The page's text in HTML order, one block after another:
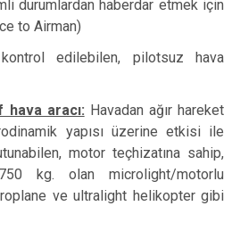
durumlardan haberdar etmek için
to Airman)
edilebilen, pilotsuz hava
aracı: Havadan ağır hareket
yapısı üzerine etkisi ile
motor teçhizatına sahip,
kg. olan microlight/motorlu
ve ultralight helikopter gibi